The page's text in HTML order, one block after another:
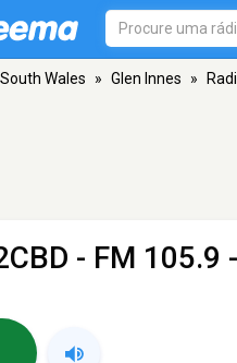
Wales » Glen Innes »
- FM 105.9